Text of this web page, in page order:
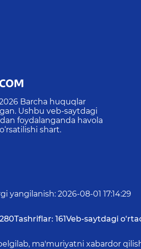
Barcha huquqlar
Ushbu veb-saytdagi
foydalanganda havola
shart.
yangilanish: 2026-08-01 17:14:29
280Tashriflar: 161Veb-saytdagi
ma'muriyatni xabardor